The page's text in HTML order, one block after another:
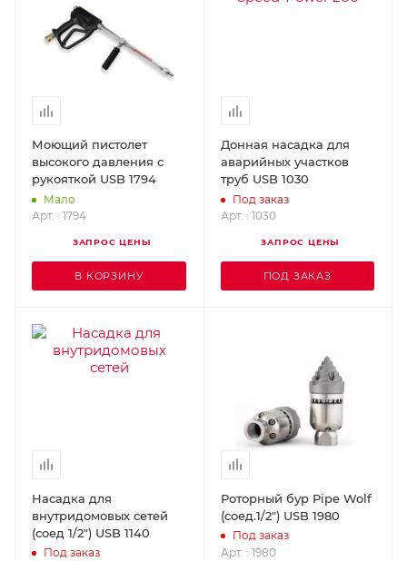
Моющий пистолет
высокого давления с
рукояткой USB 1794
Мало
Арт. : 1794
ЗАПРОС ЦЕНЫ
В КОРЗИНУ
Донная насадка для
аварийных участков
труб USB 1030
Под заказ
Арт. : 1030
ЗАПРОС ЦЕНЫ
ПОД ЗАКАЗ
Насадка для
внутридомовых сетей
(соед 1/2") USB 1140
Под заказ
Роторный бур Pipe Wolf
(соед.1/2") USB 1980
Под заказ
Арт. : 1980